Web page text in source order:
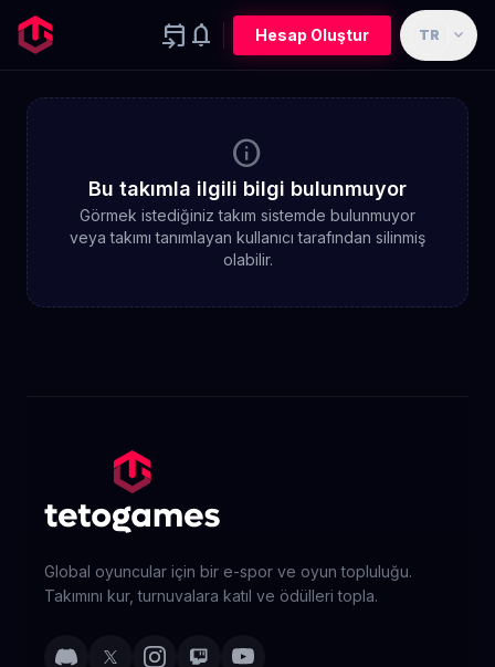
event_upcoming notifications Hesap Oluştur TR expand_more
info
Bu takımla ilgili bilgi bulunmuyor
Görmek istediğiniz takım sistemde bulunmuyor
veya takımı tanımlayan kullanıcı tarafından silinmiş
olabilir.
Global oyuncular için bir e-spor ve oyun topluluğu.
Takımını kur, turnuvalara katıl ve ödülleri topla.